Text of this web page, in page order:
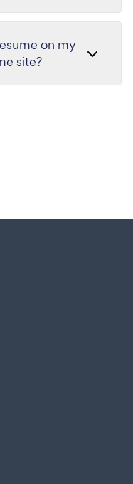
on my
site?